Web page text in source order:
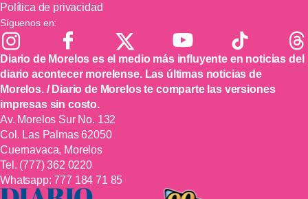
Política de privacidad
Síguenos en:
Diario de Morelos es el medio más influyente en noticias del
diario acontecer morelense. Las últimas noticias de
Morelos. / Diario de Morelos te comparte las versiones
impresas sin costo.
Av. Morelos Sur No. 132
Col. Las Palmas 62050
Cuernavaca, Morelos
Tel. (777) 362 0220
Whatsapp:777 184 71 85